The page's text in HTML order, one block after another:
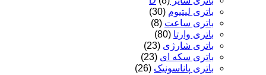
باتری لیتیوم (30)
باتری ساعت (8)
باتری وارتا (80)
باتری شارژی (23)
باتری سکه ای (23)
باتری پاناسونیک (26)